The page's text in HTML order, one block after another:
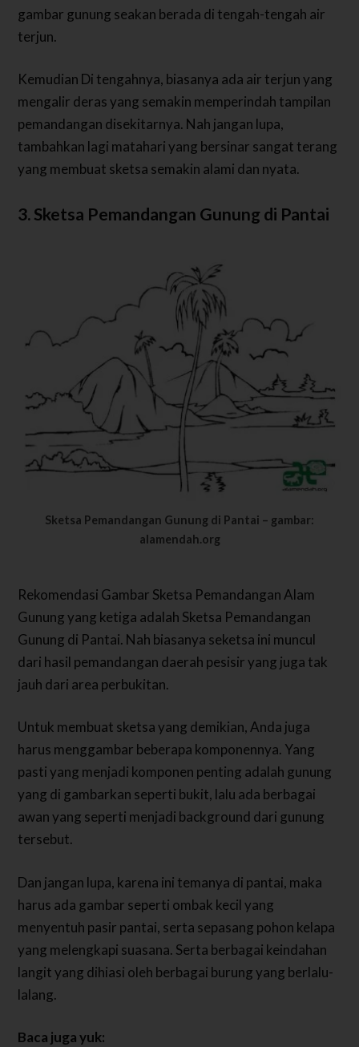
gambar gunung seakan berada di tengah-tengah air
terjun.
Kemudian Di tengahnya, biasanya ada air terjun yang
mengalir deras yang semakin memperindah tampilan
pemandangan disekitarnya. Nah jangan lupa,
tambahkan lagi matahari yang bersinar sangat terang
yang membuat sketsa semakin alami dan nyata.
3. Sketsa Pemandangan Gunung di Pantai
Sketsa Pemandangan Gunung di Pantai – gambar:
alamendah.org
Rekomendasi Gambar Sketsa Pemandangan Alam
Gunung yang ketiga adalah Sketsa Pemandangan
Gunung di Pantai. Nah biasanya seketsa ini muncul
dari hasil pemandangan daerah pesisir yang juga tak
jauh dari area perbukitan.
Untuk membuat sketsa yang demikian, Anda juga
harus menggambar beberapa komponennya. Yang
pasti yang menjadi komponen penting adalah gunung
yang di gambarkan seperti bukit, lalu ada berbagai
awan yang seperti menjadi background dari gunung
tersebut.
Dan jangan lupa, karena ini temanya di pantai, maka
harus ada gambar seperti ombak kecil yang
menyentuh pasir pantai, serta sepasang pohon kelapa
yang melengkapi suasana. Serta berbagai keindahan
langit yang dihiasi oleh berbagai burung yang berlalu-
lalang.
Baca juga yuk: